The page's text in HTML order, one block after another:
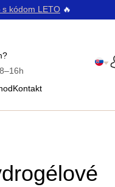
s kódom LETO 🔥
Kontakt